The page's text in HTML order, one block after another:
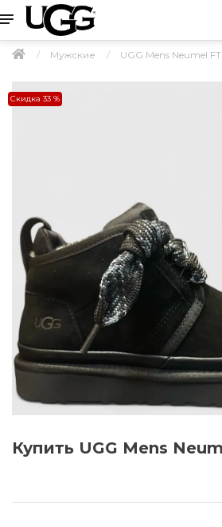
Мужские UGG Mens Neumel
Скидка 33 %
Купить UGG Mens